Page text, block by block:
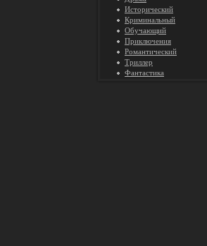
Исторический
Криминальный
Обучающий
Приключения
Романтический
Триллер
Фантастика